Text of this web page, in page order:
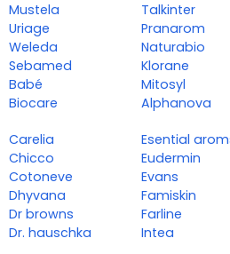
Mustela
Uriage
Weleda
Sebamed
Babé
Biocare
Talkinter
Pranarom
Naturabio
Klorane
Mitosyl
Alphanova
Carelia
Chicco
Cotoneve
Dhyvana
Dr browns
Dr. hauschka
Esential
Eudermin
Evans
Famiskin
Farline
Intea